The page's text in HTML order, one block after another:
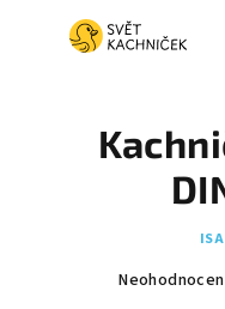
Průměrné